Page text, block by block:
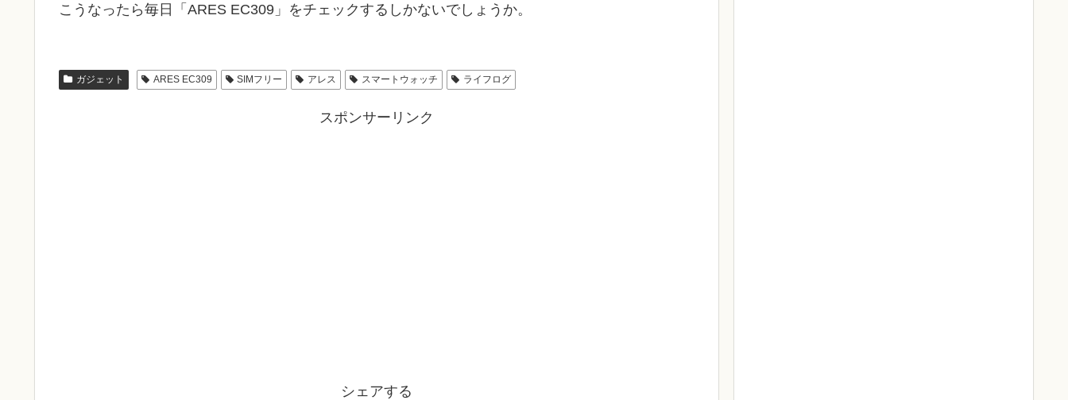
こうなったら毎日「ARES EC309」をチェックするしかないでしょうか。
ガジェット ARES EC309 SIMフリー アレス スマートウォッチ ライフログ
スポンサーリンク
シェアする